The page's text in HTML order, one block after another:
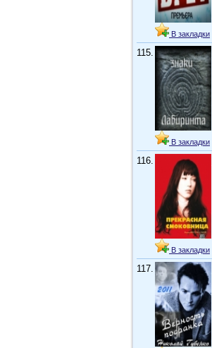
В закладки
115.
В закладки
116.
В закладки
117.